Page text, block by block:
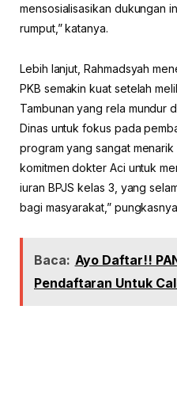
mensosialisasikan dukungan
rumput,” katanya.
Lebih lanjut, Rahmadsyah
PKB semakin kuat setelah
Tambunan yang rela mundur
Dinas untuk fokus pada
program yang sangat
komitmen dokter Aci untuk
iuran BPJS kelas 3, yang
bagi masyarakat,”
Baca: Ayo Daftar!!
Pendaftaran Untuk